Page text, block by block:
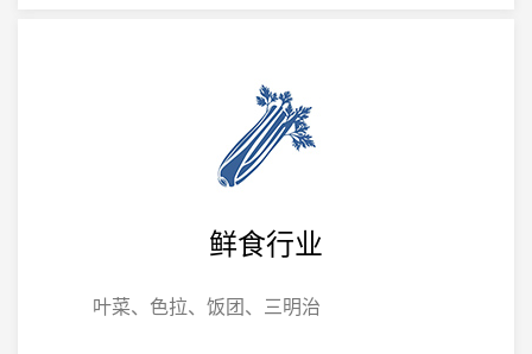
鲜食行业
叶菜、色拉、饭团、三明治